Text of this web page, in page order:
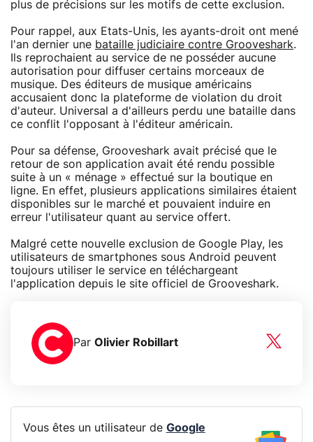
plus de précisions sur les motifs de cette exclusion.
Pour rappel, aux Etats-Unis, les ayants-droit ont mené
l'an dernier une bataille judiciaire contre Grooveshark.
Ils reprochaient au service de ne posséder aucune
autorisation pour diffuser certains morceaux de
musique. Des éditeurs de musique américains
accusaient donc la plateforme de violation du droit
d'auteur. Universal a d'ailleurs perdu une bataille dans
ce conflit l'opposant à l'éditeur américain.
Pour sa défense, Grooveshark avait précisé que le
retour de son application avait été rendu possible
suite à un « ménage » effectué sur la boutique en
ligne. En effet, plusieurs applications similaires étaient
disponibles sur le marché et pouvaient induire en
erreur l'utilisateur quant au service offert.
Malgré cette nouvelle exclusion de Google Play, les
utilisateurs de smartphones sous Android peuvent
toujours utiliser le service en téléchargeant
l'application depuis le site officiel de Grooveshark.
Par Olivier Robillart
Vous êtes un utilisateur de Google